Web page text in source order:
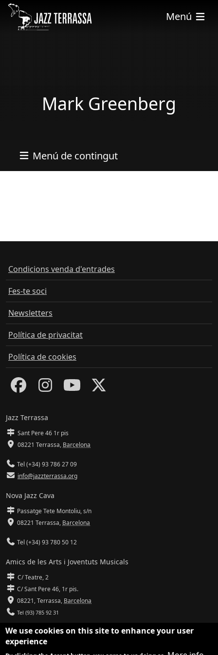
Skip to main content
Menú
Mark Greenberg
Menú de contingut
Condicions venda d'entrades
Fes-te soci
Newsletters
Política de privacitat
Política de cookies
Jazz Terrassa
Sant Pere 46 1r pis
08221 Terrassa, Barcelona
Tel (+34) 93 786 27 09
info@jazzterrassa.org
Nova Jazz Cava
Passatge Tete Montoliu, s/n
08221 Terrassa, Barcelona
Tel (+34) 93 780 50 12
Amics de les Arts i Joventuts Musicals
C/ Teatre, 2
C/ Sant Pere 46, 1r pis.
08221,Terrassa, Barcelona
Tel (93) 785 92 31
info@amicsdelesarts-jjmm.cat
www.amicsdelesarts-jjmm.cat
We use cookies on this site to enhance your user
experience